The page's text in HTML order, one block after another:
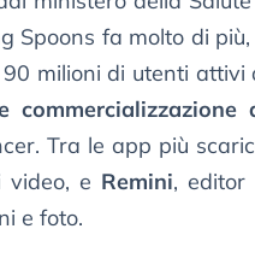
Spoons fa molto di
milioni di utenti attivi
Tra le app più
video, e Remini, editor
e foto.